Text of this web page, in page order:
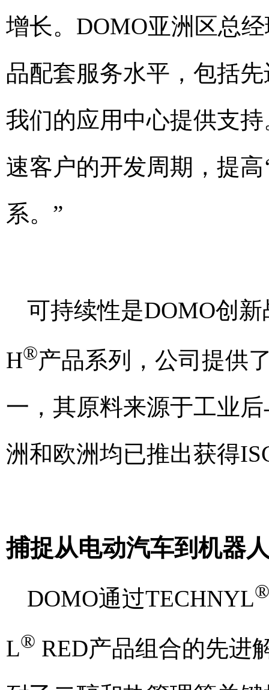
增长。DOMO亚洲区总
品配套服务水平，包括
我们的应用中心提供支
速客户的开发周期，提
系。”
可持续性是DOMO创
H®产品系列，公司提供
一，其原料来源于工业
洲和欧洲均已推出获得
捕捉从电动汽车到机器
DOMO通过TECHNYL®
L® RED产品组合的先进